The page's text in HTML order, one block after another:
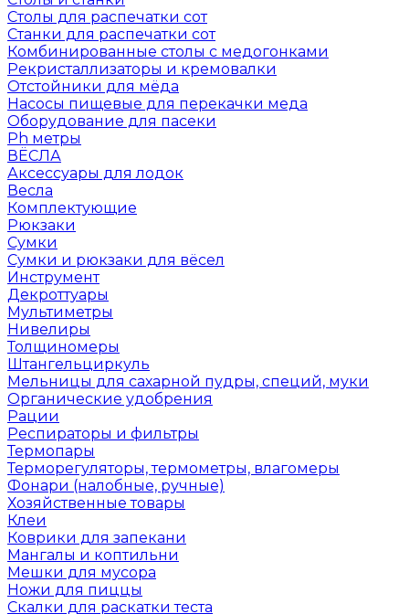
Столы для распечатки сот
Станки для распечатки сот
Комбинированные столы с медогонками
Рекристаллизаторы и кремовалки
Отстойники для мёда
Насосы пищевые для перекачки меда
Оборудование для пасеки
Ph метры
ВЁСЛА
Аксессуары для лодок
Весла
Комплектующие
Рюкзаки
Сумки
Сумки и рюкзаки для вёсел
Инструмент
Декроттуары
Мультиметры
Нивелиры
Толщиномеры
Штангельциркуль
Мельницы для сахарной пудры, специй, муки
Органические удобрения
Рации
Респираторы и фильтры
Термопары
Терморегуляторы, термометры, влагомеры
Фонари (налобные, ручные)
Хозяйственные товары
Клеи
Коврики для запекани
Мангалы и коптильни
Мешки для мусора
Ножи для пиццы
Скалки для раскатки теста